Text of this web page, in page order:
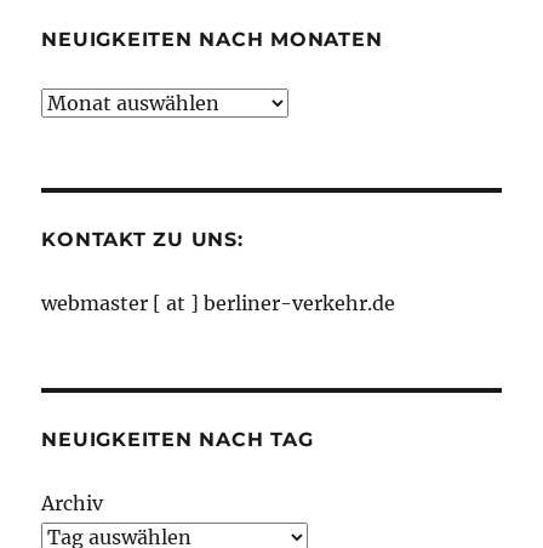
NEUIGKEITEN NACH MONATEN
Neuigkeiten
KONTAKT ZU UNS:
webmaster [ at ] berliner-verkehr.de
NEUIGKEITEN NACH TAG
Archiv